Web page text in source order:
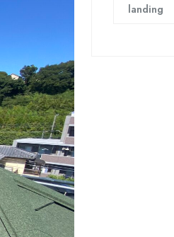
landing